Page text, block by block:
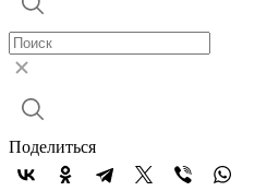
Поделиться